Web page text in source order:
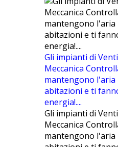
Gli impianti di
Meccanica
mantengono l'aria
abitazioni e ti
energia!....
Gli impianti di
Meccanica
mantengono l'aria